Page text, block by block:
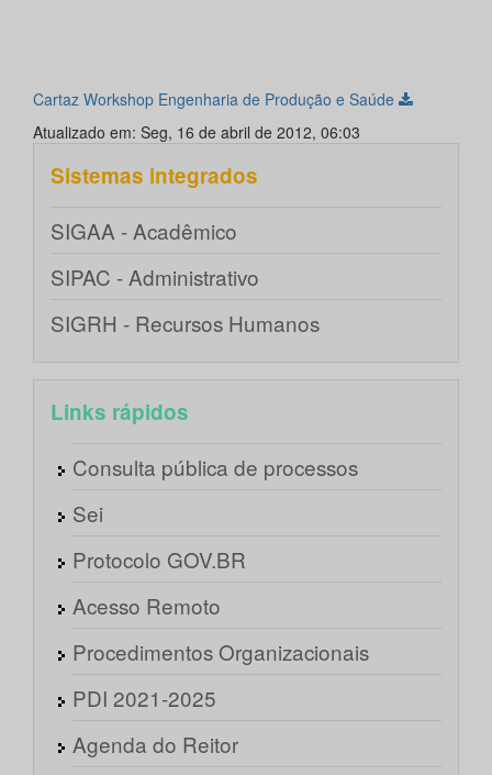
Cartaz Workshop Engenharia de Produção e Saúde
Atualizado em: Seg, 16 de abril de 2012, 06:03
Sistemas integrados
SIGAA - Acadêmico
SIPAC - Administrativo
SIGRH - Recursos Humanos
Links rápidos
Consulta pública de processos
Sei
Protocolo GOV.BR
Acesso Remoto
Procedimentos Organizacionais
PDI 2021-2025
Agenda do Reitor